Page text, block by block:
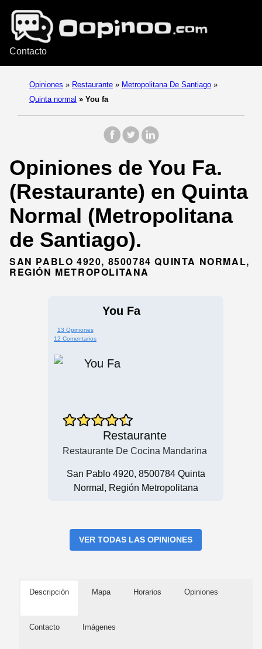
Contacto
Opiniones » Restaurante » Metropolitana De Santiago »
Quinta normal » You fa
Opiniones de You Fa.
(Restaurante) en Quinta
Normal (Metropolitana
de Santiago).
SAN PABLO 4920, 8500784 QUINTA NORMAL,
REGIÓN METROPOLITANA
You Fa
13 Opiniones
12 Comentarios
Restaurante
Restaurante De Cocina Mandarina
San Pablo 4920, 8500784 Quinta
Normal, Región Metropolitana
VER TODAS LAS OPINIONES
Descripción Mapa Horarios Opiniones
Contacto Imágenes